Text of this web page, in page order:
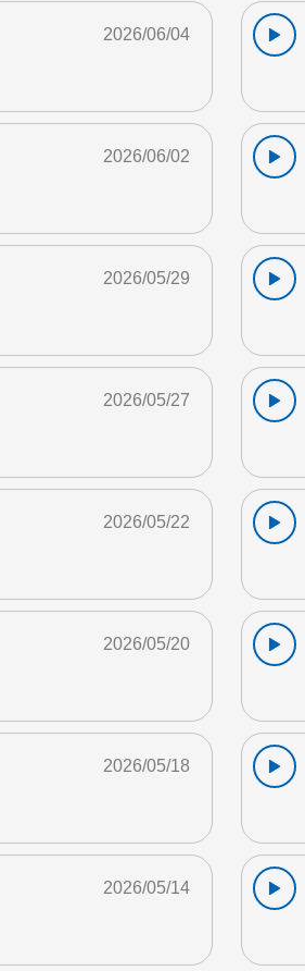
2026/06/04
2026/06/02
2026/05/29
2026/05/27
2026/05/22
2026/05/20
2026/05/18
2026/05/14